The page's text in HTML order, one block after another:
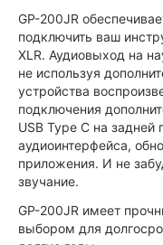
GP-200JR
подключить ваш
XLR. Аудиовыход на
не используя
устройства
подключения
USB Type C на
аудиоинтерфейса,
приложения. И не
звучание.
GP-200JR имеет
выбором для